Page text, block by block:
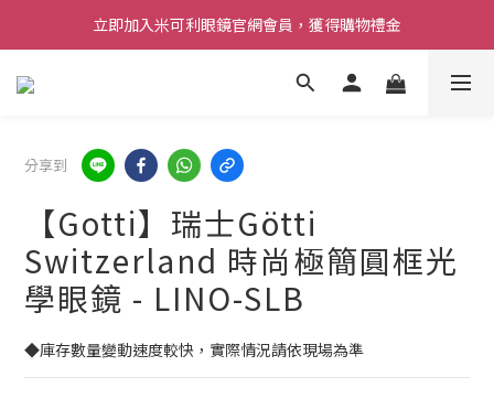
立即加入米可利眼鏡官網會員，獲得購物禮金
分享到
【Gotti】瑞士Götti
Switzerland 時尚極簡圓框光
學眼鏡 - LINO-SLB
◆庫存數量變動速度較快，實際情況請依現場為準